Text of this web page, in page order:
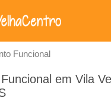
Funcional
em Vila